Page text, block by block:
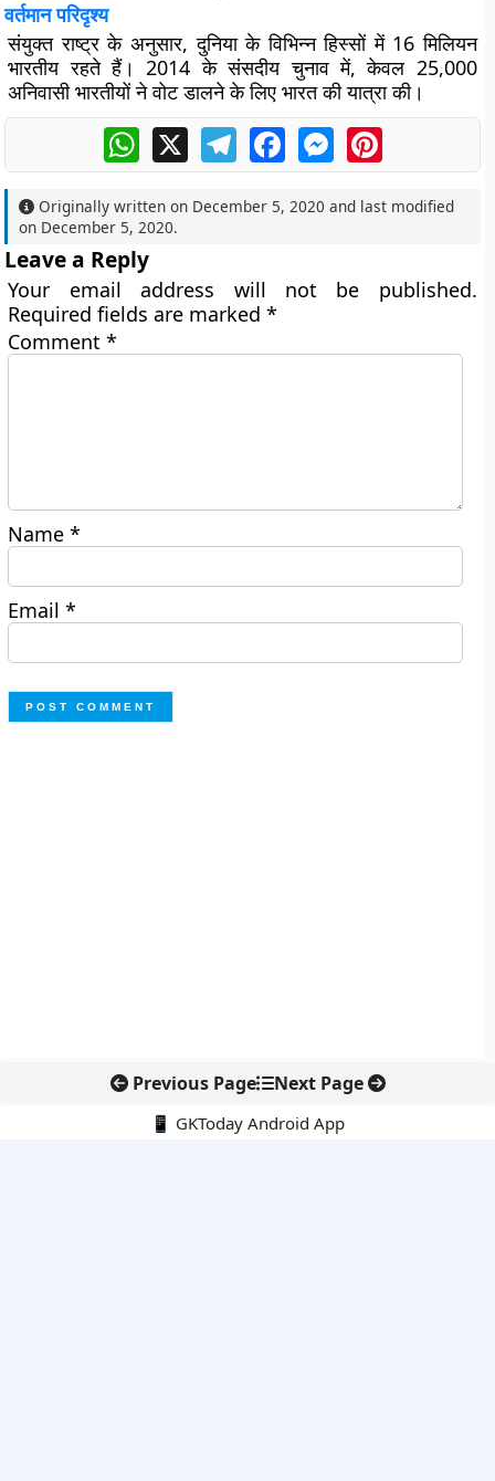
वर्तमान परिदृश्य
संयुक्त राष्ट्र के अनुसार, दुनिया के विभिन्न हिस्सों में 16 मिलियन
भारतीय रहते हैं। 2014 के संसदीय चुनाव में, केवल 25,000
अनिवासी भारतीयों ने वोट डालने के लिए भारत की यात्रा की।
WhatsApp
X TelegramFacebookMessengerPinterest
Originally written on December 5, 2020 and last modified
on December 5, 2020.
Leave a Reply
Your email address will not be published.
Required fields are marked*
Comment*
Name*
Email*
Previous Page Next Page
📱 GKToday Android App